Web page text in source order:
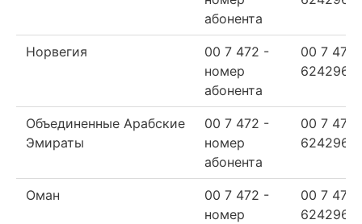
абонента
Норвегия
00 7 472 -
номер
абонента
00 7 472
624296
Объединенные Арабские
Эмираты
00 7 472 -
номер
абонента
00 7 472
624296
Оман
00 7 472 -
номер
00 7 472
624296